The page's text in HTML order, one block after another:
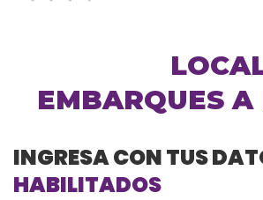
EMBARQUES A
INGRESA CON TUS
HABILITADOS